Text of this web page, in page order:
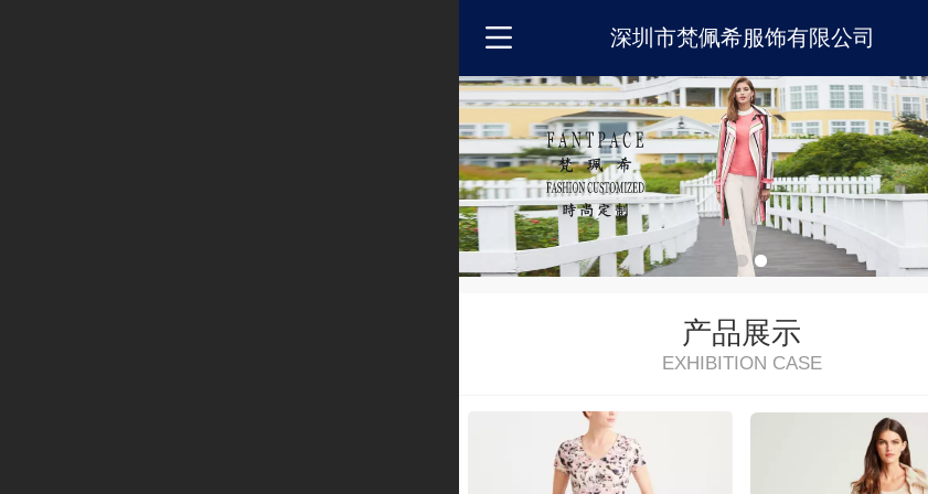
深圳市梵佩希服饰有限公司
产品展示
EXHIBITION CASE